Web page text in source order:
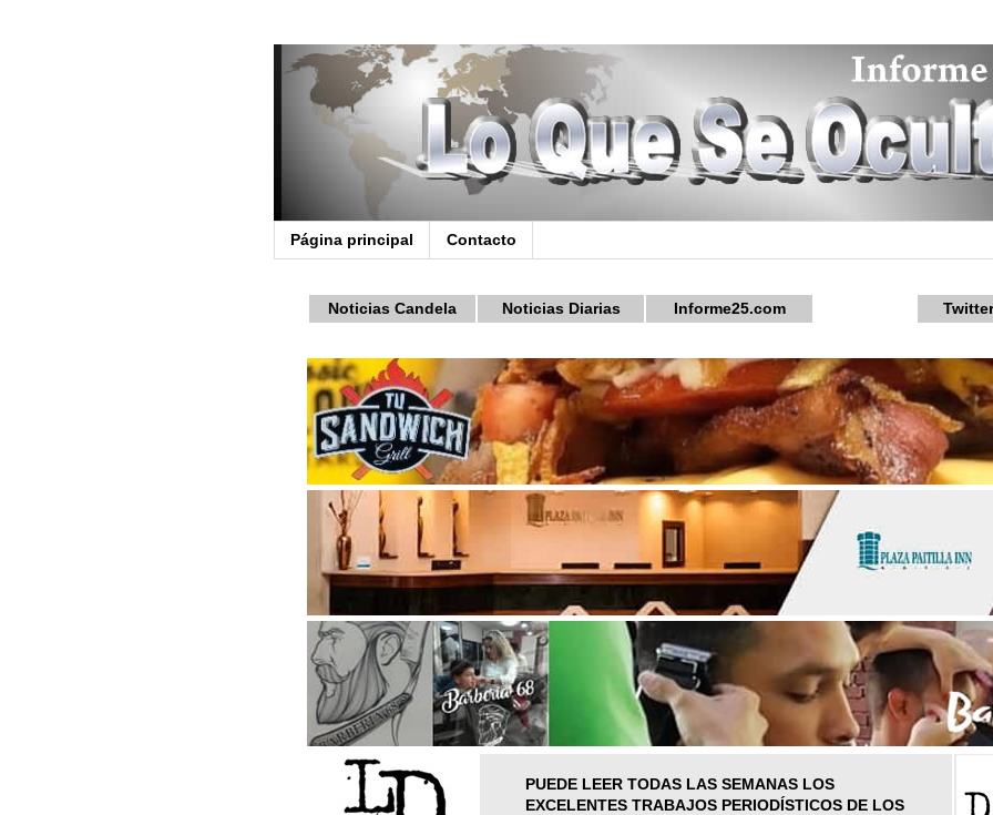
Página principal Contacto
Noticias Candela Noticias Diarias Informe25.com
PUEDE LEER TODAS LAS SEMANAS LOS
EXCELENTES TRABAJOS PERIODÍSTICOS DE LOS